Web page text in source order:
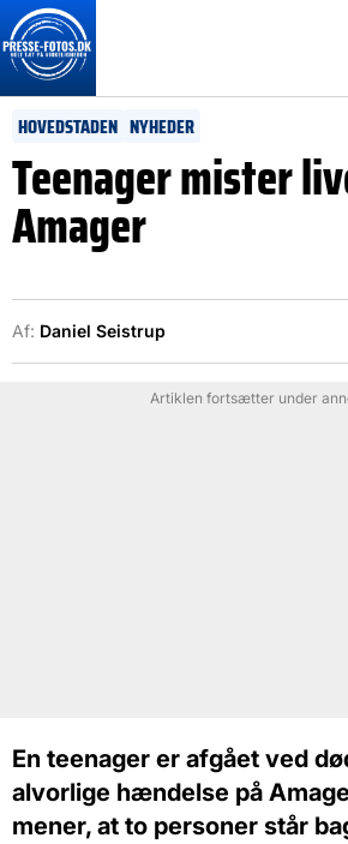
HOVEDSTADEN NYHEDER
Teenager mister
Amager
Af: Daniel Seistrup
Artiklen fortsætter under
En teenager er afgået ved
alvorlige hændelse på
mener, at to personer står